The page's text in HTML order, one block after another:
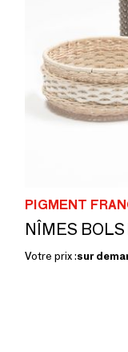
PIGMENT
NÎMES
Votre prix :sur